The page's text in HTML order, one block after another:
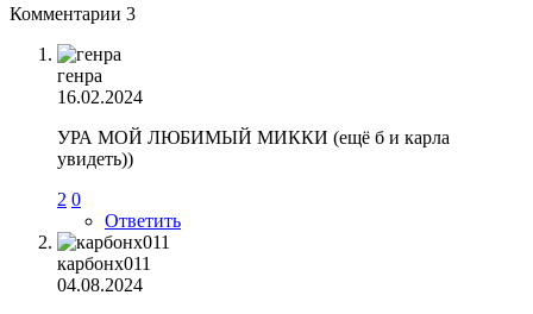
Комментарии 3
генра
16.02.2024
УРА МОЙ ЛЮБИМЫЙ МИККИ (ещё б и карла
увидеть))
2 0
Ответить
карбонх011
04.08.2024